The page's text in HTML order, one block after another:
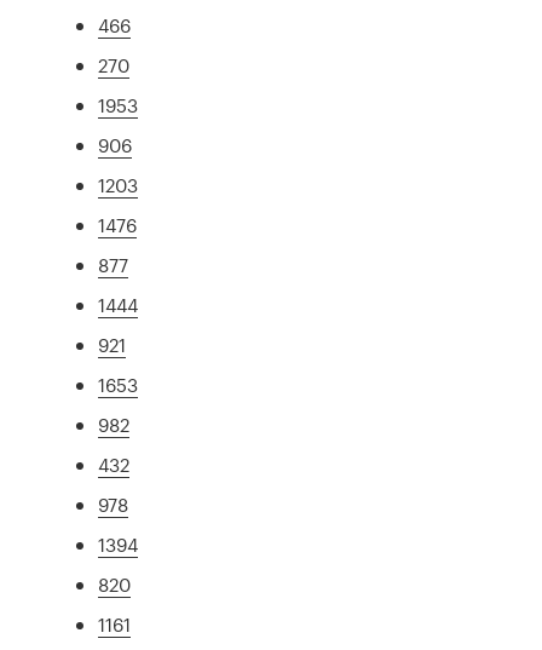
466
270
1953
906
1203
1476
877
1444
921
1653
982
432
978
1394
820
1161